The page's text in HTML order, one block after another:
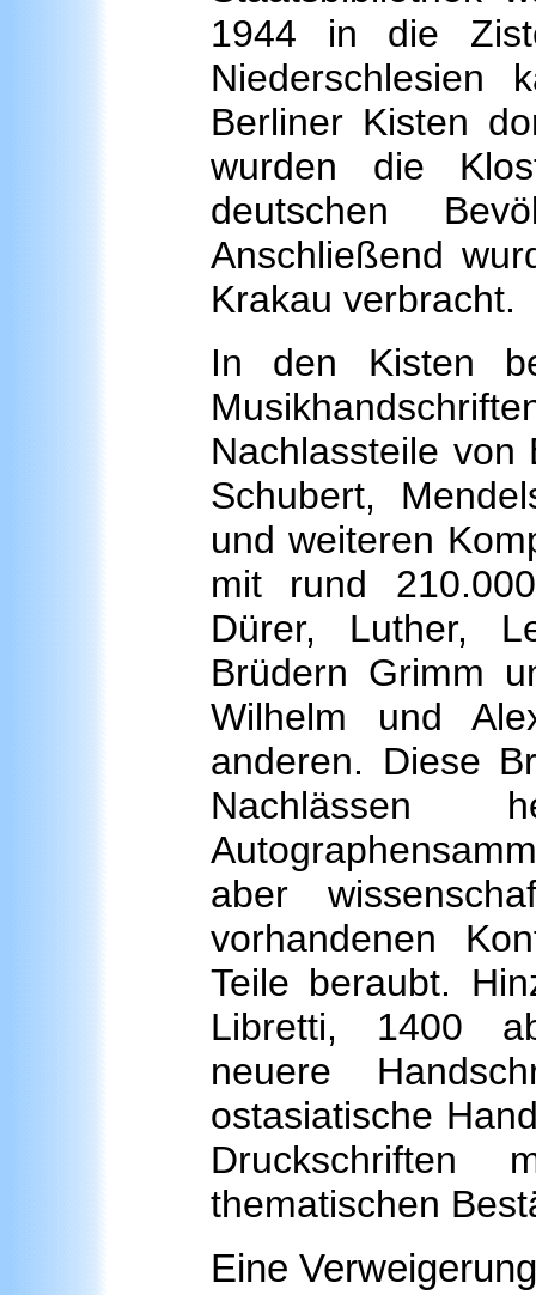
1944 in die
Berliner Kisten
wurden die
deutschen
Anschließend
Krakau verbracht.
In den Kisten
Nachlassteile von
Schubert,
und weiteren
mit rund
Dürer, Luther,
Brüdern Grimm
Wilhelm und
anderen. Diese
aber
vorhandenen
Teile beraubt.
Libretti, 1400
neuere
ostasiatische
Druckschriften
thematischen
Eine